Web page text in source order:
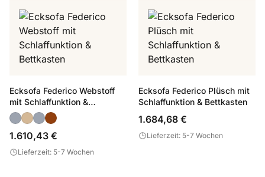
Ecksofa Federico Webstoff
mit Schlaffunktion &
Bettkasten
1.610,43 €
Lieferzeit: 5-7 Wochen
Ecksofa Federico Plüsch mit
Schlaffunktion & Bettkasten
1.684,68 €
Lieferzeit: 5-7 Wochen